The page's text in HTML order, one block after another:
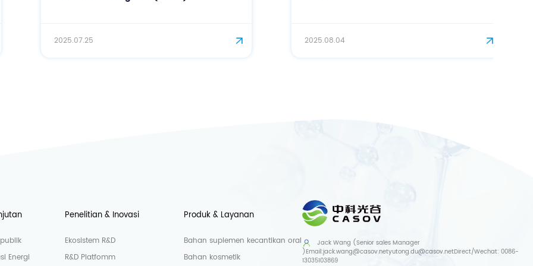
2025.07.25 2025.08.04
Energi
Penelitian & Inovasi
Ekosistem R&D
R&D Platfomm
Produk & Layanan
Bahan suplemen kecantikan oral
Bahan kosmetik
Jack Wang (Senior sales Manager
)Email:jack.wang@casov.netyutong.du@casov.netDirect/Wechat:0086-
13035103869